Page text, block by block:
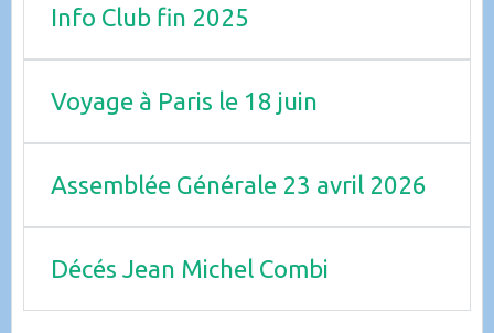
Info Club fin 2025
Voyage à Paris le 18 juin
Assemblée Générale 23 avril 2026
Décés Jean Michel Combi